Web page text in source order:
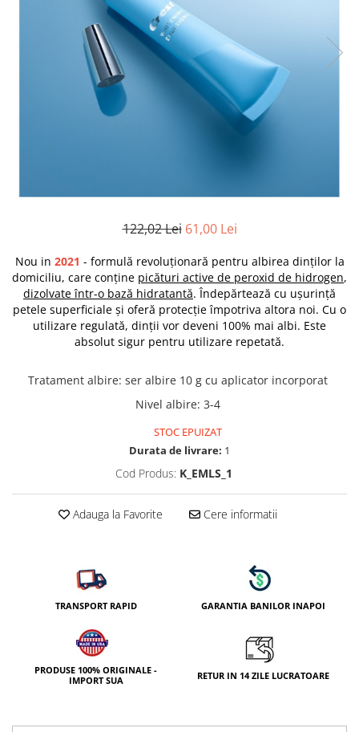
122,02 Lei 61,00 Lei
Nou in 2021 - formulă revoluționară pentru albirea dinților la
domiciliu, care conține picături active de peroxid de hidrogen,
dizolvate într-o bază hidratantă. Îndepărtează cu ușurință
petele superficiale și oferă protecție împotriva altora noi. Cu o
utilizare regulată, dinții vor deveni 100% mai albi. Este
absolut sigur pentru utilizare repetată.
Tratament albire: ser albire 10 g cu aplicator incorporat
Nivel albire: 3-4
STOC EPUIZAT
Durata de livrare: 1
Cod Produs: K_EMLS_1
Adauga la Favorite Cere informatii
TRANSPORT RAPID GARANTIA BANILOR INAPOI
PRODUSE 100% ORIGINALE -
IMPORT SUA
RETUR IN 14 ZILE LUCRATOARE